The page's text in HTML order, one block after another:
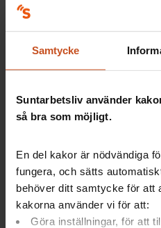
Samtycke
Suntarbetsliv använder
så bra som möjligt.
En del kakor är nödvändiga
fungera, och sätts
behöver ditt samtycke för att
kakorna använder vi för att:
Göra inställningar, för att
ett mänskligt sätt.
Open AI=
sprider artificiell intelligens
Läs om två arbetsplatser
konfliktsituationer.